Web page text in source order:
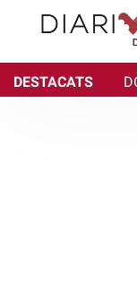
DESTACATS